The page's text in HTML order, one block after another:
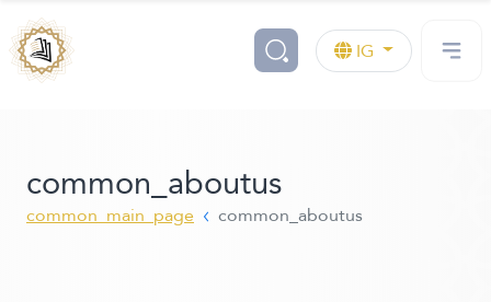
IG
common_aboutus
common_main_page common_aboutus